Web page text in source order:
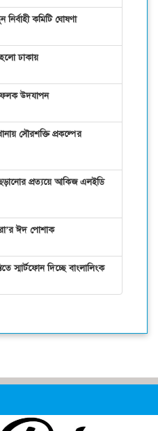
কমিটি ঘোষণা
ঢাকায়
উদযাপন
সৌরশক্তি প্রকল্পের
প্রত্যয়ে আকিজ এলইডি
ঈদ পোশাক
স্মার্টফোন দিচ্ছে বাংলালিংক